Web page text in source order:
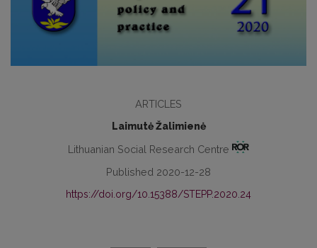
ARTICLES
Laimutė Žalimienė
Lithuanian Social Research Centre
Published 2020-12-28
https://doi.org/10.15388/STEPP.2020.24